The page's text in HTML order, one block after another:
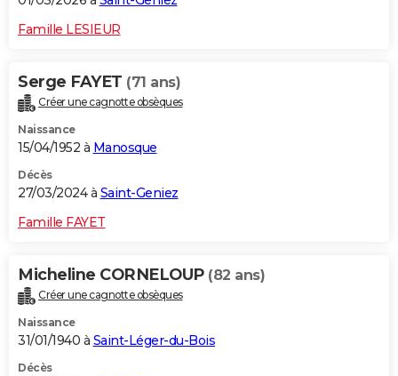
CARTE DE VOEUX
Dictionnaire
Biographies
Citations
Expressions
Proverbes
PROGRAMME TV
COPAINS D'AVANT
S'inscrire
Se connecter
Lycées
Collèges
Primaires
Universités
Entreprises
Service militaire
Avis de recherche
AVIS DE DÉCÈS
Famille LESIEUR
Serge FAYET (71 ans)
Créer une cagnotte obsèques
Naissance
15/04/1952 à Manosque
Décès
27/03/2024 à Saint-Geniez
Famille FAYET
Micheline CORNELOUP (82 ans)
Créer une cagnotte obsèques
Naissance
31/01/1940 à Saint-Léger-du-Bois
Décès